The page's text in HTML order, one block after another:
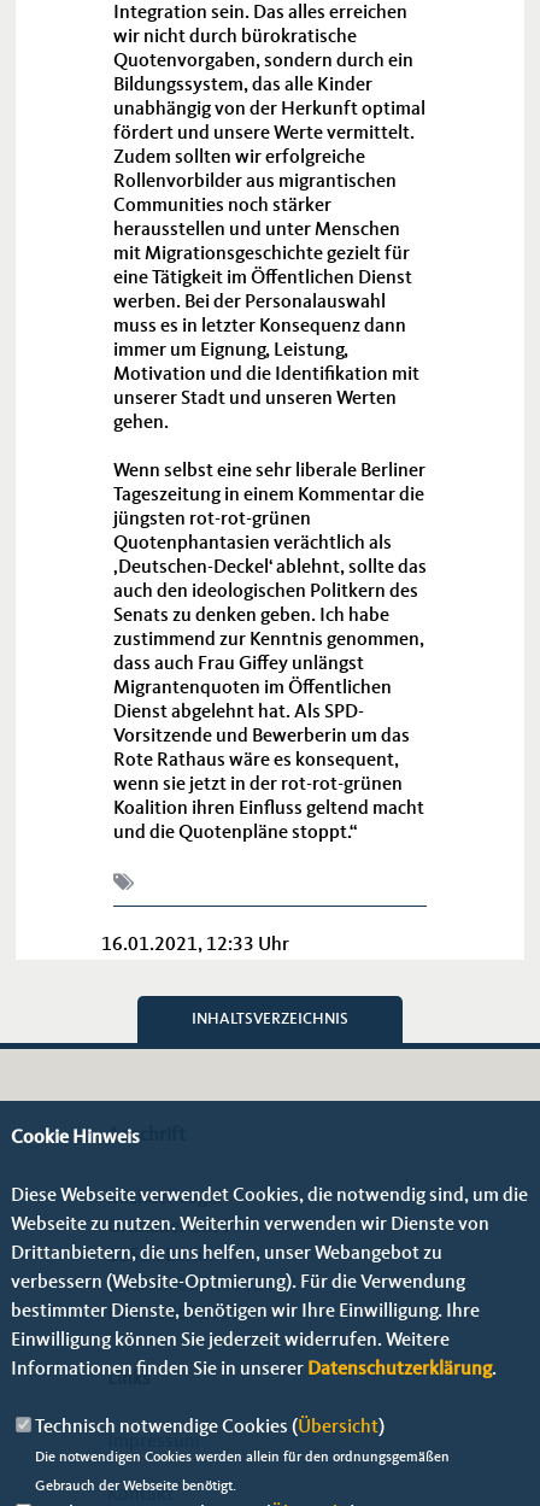
Integration sein. Das alles erreichen
wir nicht durch bürokratische
Quotenvorgaben, sondern durch ein
Bildungssystem, das alle Kinder
unabhängig von der Herkunft optimal
fördert und unsere Werte vermittelt.
Zudem sollten wir erfolgreiche
Rollenvorbilder aus migrantischen
Communities noch stärker
herausstellen und unter Menschen
mit Migrationsgeschichte gezielt für
eine Tätigkeit im Öffentlichen Dienst
werben. Bei der Personalauswahl
muss es in letzter Konsequenz dann
immer um Eignung, Leistung,
Motivation und die Identifikation mit
unserer Stadt und unseren Werten
gehen.
Wenn selbst eine sehr liberale Berliner
Tageszeitung in einem Kommentar die
jüngsten rot-rot-grünen
Quotenphantasien verächtlich als
Deutschen-Deckel‘ ablehnt, sollte das
auch den ideologischen Politkern des
Senats zu denken geben. Ich habe
zustimmend zur Kenntnis genommen,
dass auch Frau Giffey unlängst
Migrantenquoten im Öffentlichen
Dienst abgelehnt hat. Als SPD-
Vorsitzende und Bewerberin um das
Rote Rathaus wäre es konsequent,
wenn sie jetzt in der rot-rot-grünen
Koalition ihren Einfluss geltend macht
und die Quotenpläne stoppt.“
KAI WEGNER INTEGRATION VERWALTUNG
16.01.2021, 12:33 Uhr
INHALTSVERZEICHNIS
Anschrift
Michael Vogel
Grünauer Str. 9
12524 Berlin
Telefon:01723001842
Fax: 0306729299
Links
Kontakt
Cookie Hinweis
Diese Webseite verwendet Cookies, die notwendig sind, um die
Webseite zu nutzen. Weiterhin verwenden wir Dienste von
Drittanbietern, die uns helfen, unser Webangebot zu
verbessern (Website-Optmierung). Für die Verwendung
bestimmter Dienste, benötigen wir Ihre Einwilligung. Ihre
Einwilligung können Sie jederzeit widerrufen. Weitere
Informationen finden Sie in unserer Datenschutzerklärung.
Technisch notwendige Cookies (Übersicht)
Die notwendigen Cookies werden allein für den ordnungsgemäßen
Gebrauch der Webseite benötigt.